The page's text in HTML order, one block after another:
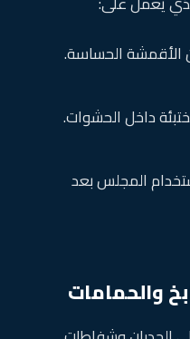
الأقمشة الحساسة.
داخل الحشوات.
المجلس بعد